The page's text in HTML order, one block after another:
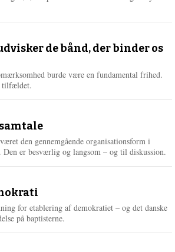
de bånd, der binder os
burde være en fundamental frihed.
tilfældet.
den gennemgående organisationsform i
Den er besværlig og langsom – og til diskussion.
for etablering af demokratiet – og det danske
på baptisterne.